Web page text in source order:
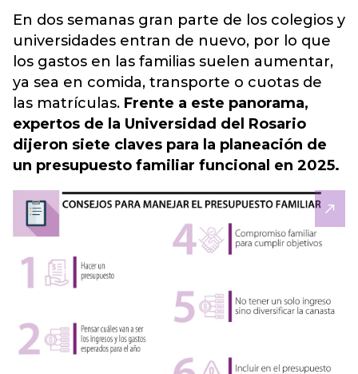
En dos semanas gran parte de los colegios y
universidades entran de nuevo, por lo que
los gastos en las familias suelen aumentar,
ya sea en comida, transporte o cuotas de
las matrículas. Frente a este panorama,
expertos de la Universidad del Rosario
dijeron siete claves para la planeación de
un presupuesto familiar funcional en 2025.